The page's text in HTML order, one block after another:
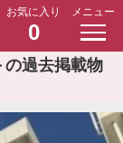
お気に入り
0
メニュー
の過去掲載物